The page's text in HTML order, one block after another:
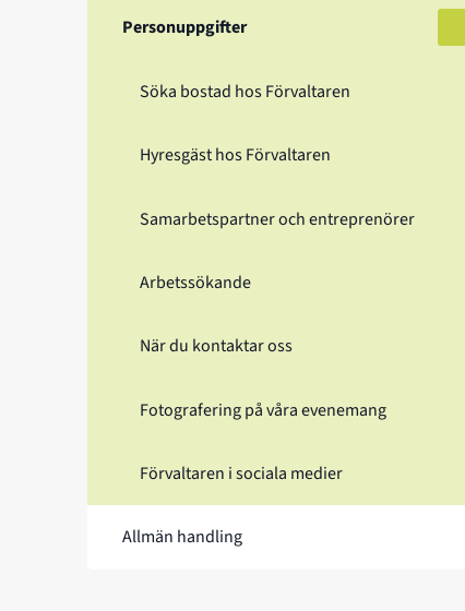
Personuppgifter
Söka bostad hos Förvaltaren
Hyresgäst hos Förvaltaren
Samarbetspartner och entreprenörer
Arbetssökande
När du kontaktar oss
Fotografering på våra evenemang
Förvaltaren i sociala medier
Allmän handling